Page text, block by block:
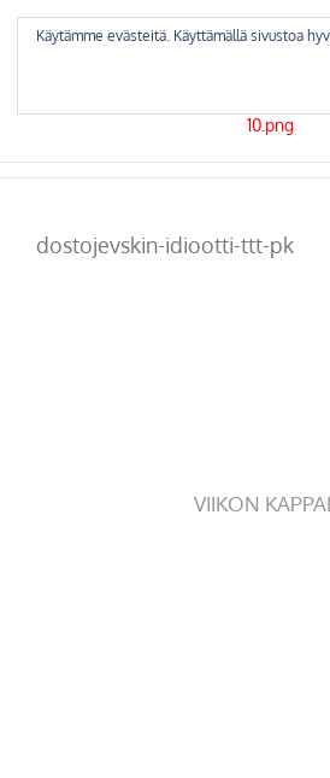
dostojevskin-idiootti-ttt-pk
VIIKON
Käytämme evästeitä. Käyttämällä sivustoa